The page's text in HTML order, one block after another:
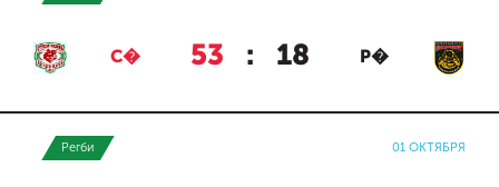
С� 53 : 18 Р�
Регби 01 ОКТЯБРЯ